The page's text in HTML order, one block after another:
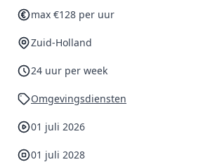
Interim opdrachten statistiek
max €128 per uur
Zuid-Holland
24 uur per week
Omgevingsdiensten
01 juli 2026
01 juli 2028